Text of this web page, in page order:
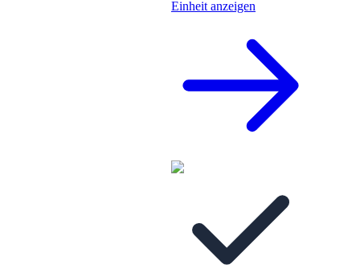
Einheit anzeigen